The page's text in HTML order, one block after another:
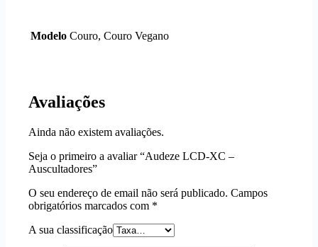
Modelo Couro, Couro Vegano
Avaliações
Ainda não existem avaliações.
Seja o primeiro a avaliar “Audeze LCD-XC –
Auscultadores”
O seu endereço de email não será publicado. Campos
obrigatórios marcados com *
A sua classificação